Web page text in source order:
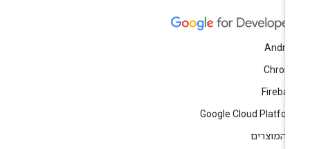
Google Cloud
המוצרים